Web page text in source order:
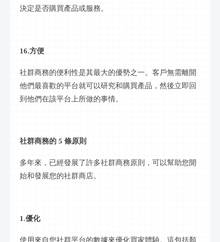
決定是否購買產品或服務。
16.方便
社群商務的便利性是其最大的優勢之一。客戶無需離開
他們最喜歡的平台就可以研究和購買產品，然後立即回
到他們在該平台上所做的事情。
社群商務的 5 條原則
多年來，已經發展了許多社群商務原則，可以幫助您開
始和發展您的社群商店。
1.優化
使用來自您社群平台的數據來優化買家體驗。這包括顏